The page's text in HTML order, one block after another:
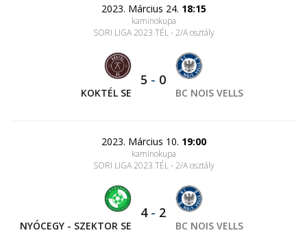
2023. Március 24. 18:15
kaminokupa
SORI LIGA 2023.TÉL - 2/A osztály
KOKTÉL SE
5 - 0
BC NOIS VELLS
2023. Március 10. 19:00
kaminokupa
SORI LIGA 2023.TÉL - 2/A osztály
NYÓCEGY - SZEKTOR SE
4- 2
BC NOIS VELLS